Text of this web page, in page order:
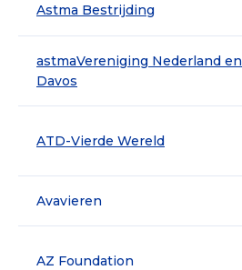
Astma Bestrijding
astmaVereniging Nederland en
Davos
ATD-Vierde Wereld
Avavieren
AZ Foundation